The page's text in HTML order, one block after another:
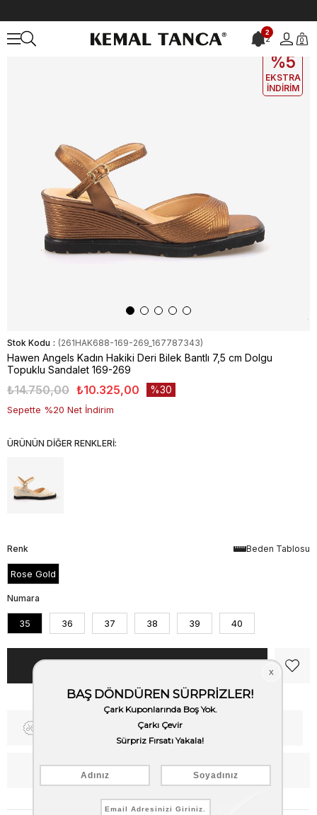
2
2 0
EKLE5
%5
EKSTRA
İNDİRİM
Stok Kodu (261HAK688-169-269_167787343)
Hawen Angels Kadın Hakiki Deri Bilek Bantlı 7,5 cm Dolgu
Topuklu Sandalet 169-269
₺14.750,00 ₺10.325,00 30
Sepette %20 Net İndirim
ÜRÜNÜN DİĞER RENKLERİ:
Beden Tablosu
Renk
Rose Gold
Numara
35 36 37 38 39 40
Fiyat Düşünce Haber Ver
WhatsApp’tan Bilgi Al